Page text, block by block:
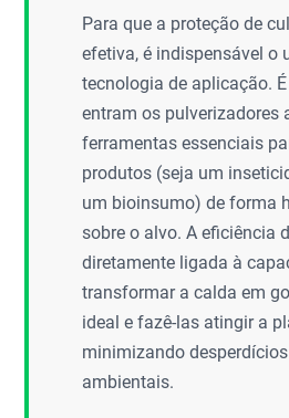
Para que a proteção de
efetiva, é indispensável o
tecnologia de aplicação.
entram os pulverizadores
ferramentas essenciais
produtos (seja um
um bioinsumo) de forma
sobre o alvo. A eficiência
diretamente ligada à
transformar a calda em
ideal e fazê-las atingir a
minimizando
ambientais.